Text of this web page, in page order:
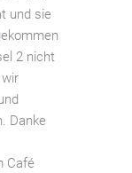
und sie
2 nicht
Danke
Café